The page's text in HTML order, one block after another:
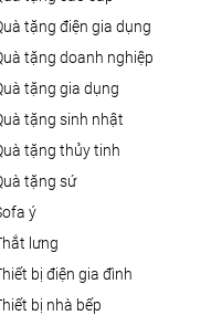
quà tặng điện gia dụng
quà tặng doanh nghiệp
quà tặng gia dụng
quà tặng sinh nhật
quà tặng thủy tinh
quà tặng sứ
sofa ý
thắt lưng
thiết bị điện gia đình
thiết bị nhà bếp